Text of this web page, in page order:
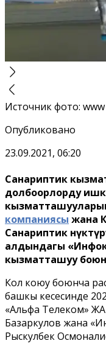
Источник фото: www
Опубликовано
23.09.2021, 06:20
Санариптик
долбоорлорду
компаниясы жана
Санариптик
алдындагы
кызматташуу
Кол коюу боюнча
башкы кеңсесинде
«Альфа Телеком»
Базаркулов жана
Рыскулбек